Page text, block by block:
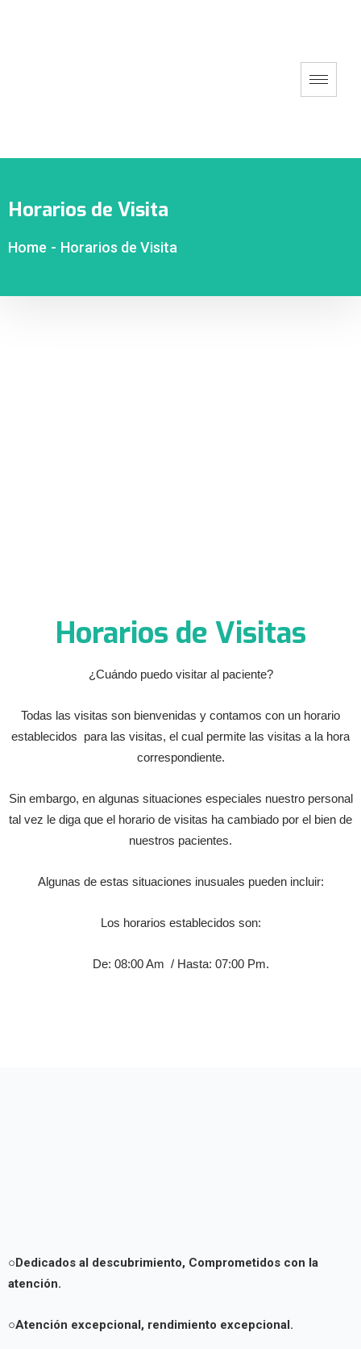
Horarios de Visita
Home - Horarios de Visita
Horarios de Visitas
¿Cuándo puedo visitar al paciente?
Todas las visitas son bienvenidas y contamos con un horario
establecidos para las visitas, el cual permite las visitas a la hora
correspondiente.
Sin embargo, en algunas situaciones especiales nuestro personal
tal vez le diga que el horario de visitas ha cambiado por el bien de
nuestros pacientes.
Algunas de estas situaciones inusuales pueden incluir:
Los horarios establecidos son:
De: 08:00 Am / Hasta: 07:00 Pm.
○Dedicados al descubrimiento, Comprometidos con la
atención.
○Atención excepcional, rendimiento excepcional.